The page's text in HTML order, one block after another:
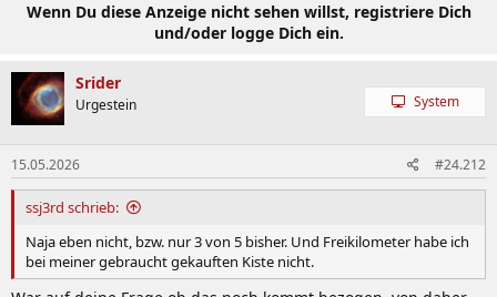
Wenn Du diese Anzeige nicht sehen willst, registriere Dich
und/oder logge Dich ein.
Srider
Urgestein System
15.05.2026 #24.212
ssj3rd schrieb:
Naja eben nicht, bzw. nur 3 von 5 bisher. Und Freikilometer habe ich
bei meiner gebraucht gekauften Kiste nicht.